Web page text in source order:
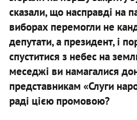
сказали, що насправді на
виборах перемогли не
депутати, а президент, і
спуститися з небес на
меседжі ви намагалися
представникам «Слуги
раді цією промовою?